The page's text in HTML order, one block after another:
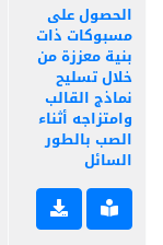
الحصول على
مسبوكات ذات
بنية معززة من
خلال تسليح
نماذج القالب
وامتزاجه أثناء
الصب بالطور
السائل